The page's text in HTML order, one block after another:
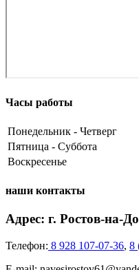
Часы работы
Понедельник - Четверг
Пятница - Суббота
Воскресенье
наши контакты
Адрес: г. Ростов-на-
Телефон: 8 928 107-07-36, 8